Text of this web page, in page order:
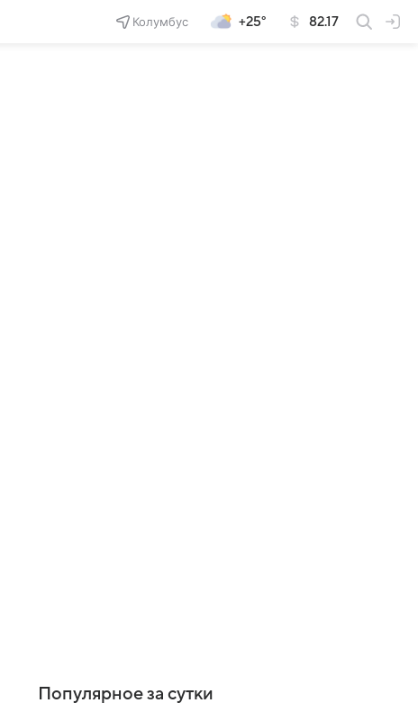
Колумбус +25° 82.17
Популярное за сутки